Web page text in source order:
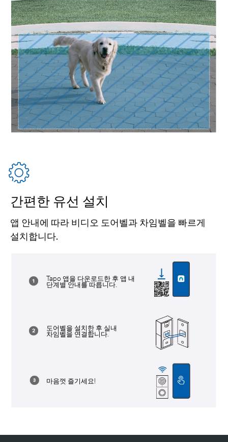
간편한 유선 설치
앱 안내에 따라 비디오 도어벨과 차임벨을 빠르게
설치합니다.
Tapo 앱을 다운로드한 후 앱 내
단계별 안내를 따릅니다.
도어벨을 설치한 후 실내
차임벨을 연결합니다.
마음껏 즐기세요!